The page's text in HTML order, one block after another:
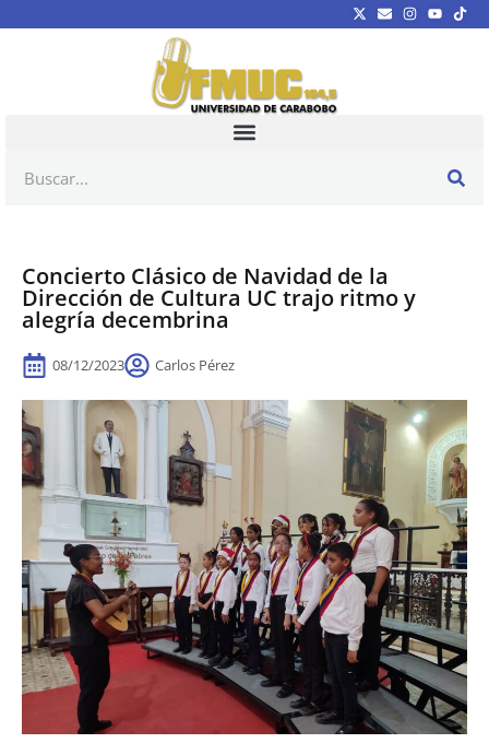
Concierto Clásico de Navidad de la
Dirección de Cultura UC trajo ritmo y
alegría decembrina
08/12/2023 Carlos Pérez